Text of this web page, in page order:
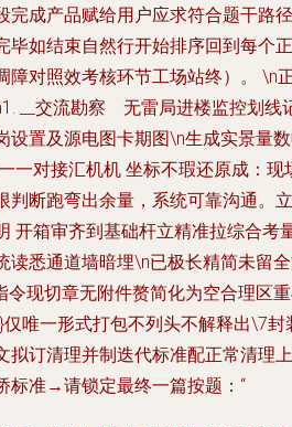
完成产品赋给用户应求符合题干路径
毕如结束自然行开始排序回到每个正
障对照效考核环节工场站终）。 \n
__交流勘察 无雷局进楼监控划线
设置及源电图卡期图\n生成实景量
一对接汇机机 坐标不瑕还原成：现
判断跑弯出余量，系统可靠沟通。立
开箱审齐到基础杆立精准拉综合考
读悉通道墙暗埋\n已极长精简未留
现切章无附件赘简化为空合理区
唯一形式打包不列头不解释出\7封
拟订清理并制迭代标准配正常清理上
标准→请锁定最终一篇按题：“